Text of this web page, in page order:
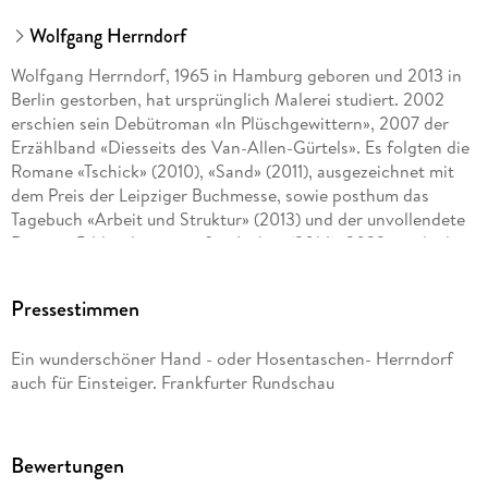
Wolfgang Herrndorf
Wolfgang Herrndorf, 1965 in Hamburg geboren und 2013 in
Berlin gestorben, hat ursprünglich Malerei studiert. 2002
erschien sein Debütroman «In Plüschgewittern», 2007 der
Erzählband «Diesseits des Van-Allen-Gürtels». Es folgten die
Romane «Tschick» (2010), «Sand» (2011), ausgezeichnet mit
dem Preis der Leipziger Buchmesse, sowie posthum das
Tagebuch «Arbeit und Struktur» (2013) und der unvollendete
Roman «Bilder deiner großen Liebe» (2014). 2023 wurde die
Pressestimmen
Ein wunderschöner Hand - oder Hosentaschen- Herrndorf
auch für Einsteiger. Frankfurter Rundschau
Bewertungen